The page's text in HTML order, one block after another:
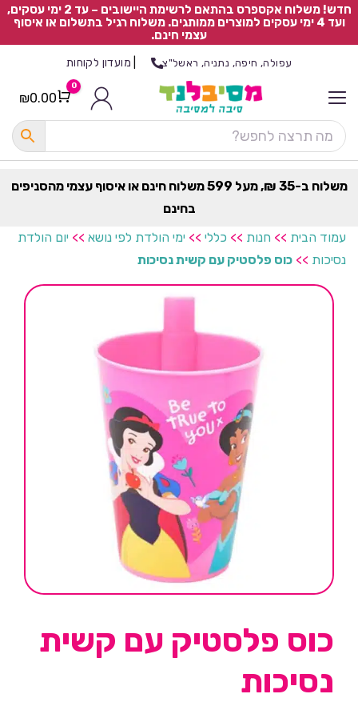
חדש! משלוח אקספרס בהתאם לרשימת היישובים – עד 2 ימי עסקים,
ועד 4 ימי עסקים למוצרים ממותגים. משלוח רגיל בתשלום או איסוף
עצמי חינם.
עפולה, חיפה, נתניה, ראשל"צ מועדון לקוחות
Cart
0
₪0.00
משלוח ב-35 ₪, מעל 599 משלוח חינם או איסוף עצמי מהסניפים
בחינם
עמוד הבית >> חנות >> כללי >> ימי הולדת לפי נושא >> יום הולדת
נסיכות >> כוס פלסטיק עם קשית נסיכות
כוס פלסטיק עם קשית
נסיכות